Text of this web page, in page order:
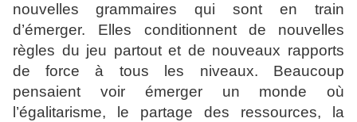
nouvelles
grammaires qui sont en train
d’émerger. Elles conditionnent de
nouvelles
règles du jeu partout et de nouveaux rapports
de
force à tous les niveaux. Beaucoup
pensaient voir émerger un
monde où
l’égalitarisme, le partage des ressources, la